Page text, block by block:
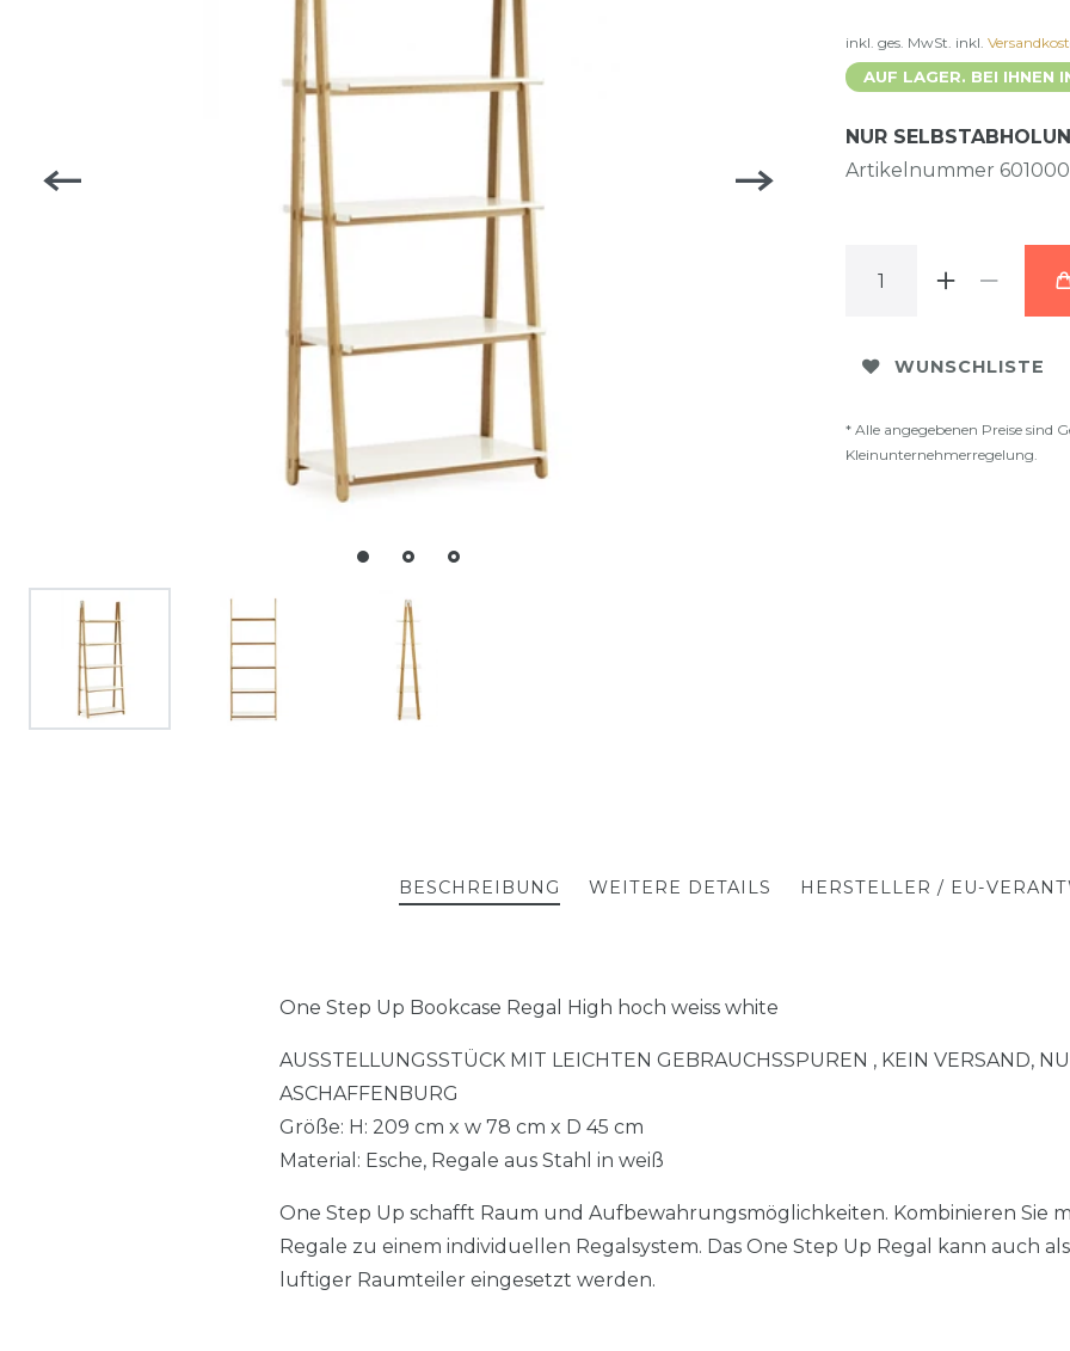
inkl. ges. MwSt. inkl.
AUF LAGER. BEI IHNEN
NUR
Artikelnummer 601000
WUNSCHLISTE
* Alle angegebenen Preise sind
Kleinunternehmerregelung.
BESCHREIBUNG WEITERE DETAILS HERSTELLER / EU-
One Step Up Bookcase Regal High hoch weiss white
AUSSTELLUNGSSTÜCK MIT LEICHTEN GEBRAUCHSSPUREN , KEIN VERSAND,
ASCHAFFENBURG
Größe: H: 209 cm x w 78 cm x D 45 cm
Material: Esche, Regale aus Stahl in weiß
One Step Up schafft Raum und Aufbewahrungsmöglichkeiten. Kombinieren Sie
Regale zu einem individuellen Regalsystem. Das One Step Up Regal kann auch
luftiger Raumteiler eingesetzt werden.